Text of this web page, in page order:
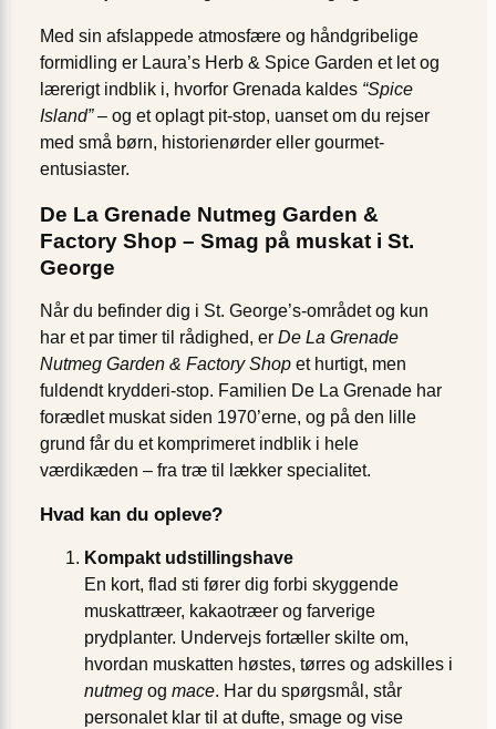
Med sin afslappede atmosfære og håndgribelige
formidling er Laura’s Herb & Spice Garden et let og
lærerigt indblik i, hvorfor Grenada kaldes “Spice
Island”– og et oplagt pit-stop, uanset om du rejser
med små børn, historie­nørder eller gourmet­
entusiaster.
De La Grenade Nutmeg Garden &
Factory Shop – Smag på muskat i St.
George
Når du befinder dig i St. George’s-området og kun
har et par timer til rådighed, er De La Grenade
Nutmeg Garden & Factory Shop et hurtigt, men
fuldendt krydderi-stop. Familien De La Grenade har
forædlet muskat siden 1970’erne, og på den lille
grund får du et komprimeret indblik i hele
værdikæden – fra træ til lækker specialitet.
Hvad kan du opleve?
Kompakt udstillingshave
En kort, flad sti fører dig forbi skyggende
muskattræer, kakaotræer og farverige
prydplanter. Undervejs fortæller skilte om,
hvordan muskatten høstes, tørres og adskilles i
nutmeg og mace. Har du spørgsmål, står
personalet klar til at dufte, smage og vise